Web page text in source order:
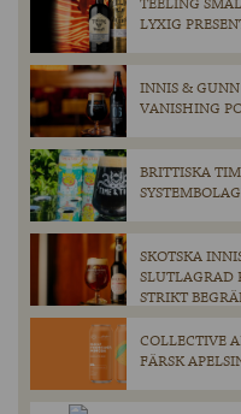
TEELING
LYXIG
INNIS & GUNN
VANISHING
BRITTISKA
SKOTSKA
SLUTLAGRAD
STRIKT
COLLECTIVE
FÄRSK